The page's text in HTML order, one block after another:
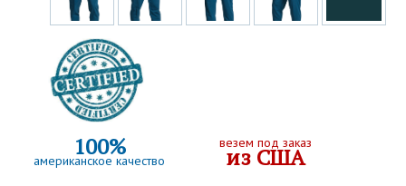
100%
американское качество
везем под заказ
из США